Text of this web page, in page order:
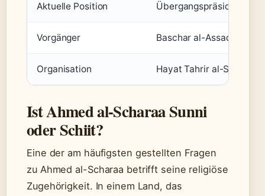
Aktuelle Position Übergangspräsident von
Vorgänger Baschar al-Assad
Organisation Hayat Tahrir al-Sham
Ist Ahmed al-Scharaa Sunni
oder Schiit?
Eine der am häufigsten gestellten Fragen
zu Ahmed al-Scharaa betrifft seine religiöse
Zugehörigkeit. In einem Land, das